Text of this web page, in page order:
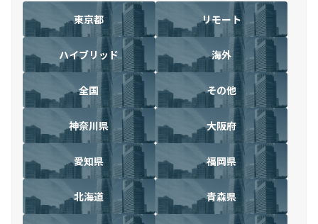
東京都 リモート
ハイブリッド 海外
全国 その他
神奈川県 大阪府
愛知県 福岡県
北海道 青森県